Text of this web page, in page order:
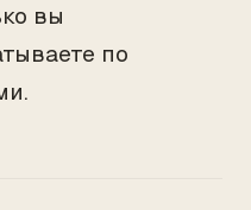
вы
по